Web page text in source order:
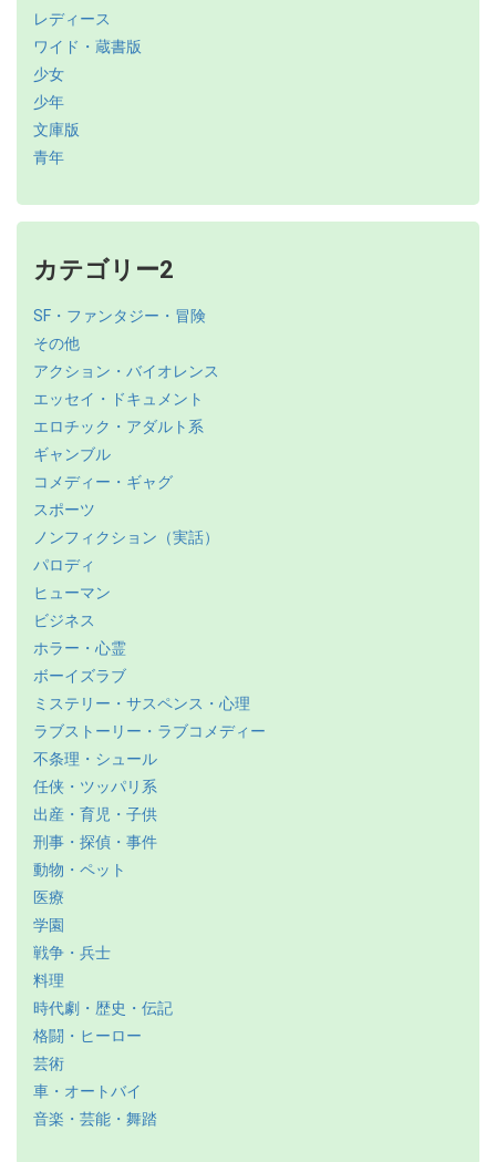
レディース
ワイド・蔵書版
少女
少年
文庫版
青年
カテゴリー2
SF・ファンタジー・冒険
その他
アクション・バイオレンス
エッセイ・ドキュメント
エロチック・アダルト系
ギャンブル
コメディー・ギャグ
スポーツ
ノンフィクション（実話）
パロディ
ヒューマン
ビジネス
ホラー・心霊
ボーイズラブ
ミステリー・サスペンス・心理
ラブストーリー・ラブコメディー
不条理・シュール
任侠・ツッパリ系
出産・育児・子供
刑事・探偵・事件
動物・ペット
医療
学園
戦争・兵士
料理
時代劇・歴史・伝記
格闘・ヒーロー
芸術
車・オートバイ
音楽・芸能・舞踏